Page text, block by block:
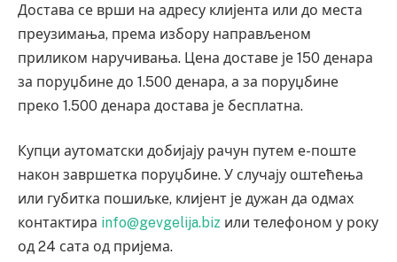
Достава се врши на адресу клијента или до места
преузимања, према избору направљеном
приликом наручивања. Цена доставе је 150 денара
за поруџбине до 1.500 денара, а за поруџбине
преко 1.500 денара достава је бесплатна.
Купци аутоматски добијају рачун путем е-поште
након завршетка поруџбине. У случају оштећења
или губитка пошиљке, клијент је дужан да одмах
контактира info@gevgelija.biz или телефоном у року
од 24 сата од пријема.